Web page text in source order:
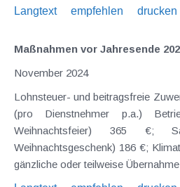
Langtext
empfehlen drucken
Maßnahmen vor Jahresende
November 2024
Lohnsteuer- und beitragsfreie
(pro Dienstnehmer p.a.)
Weihnachtsfeier) 365 €;
Weihnachtsgeschenk) 186 €;
gänzliche oder teilweise